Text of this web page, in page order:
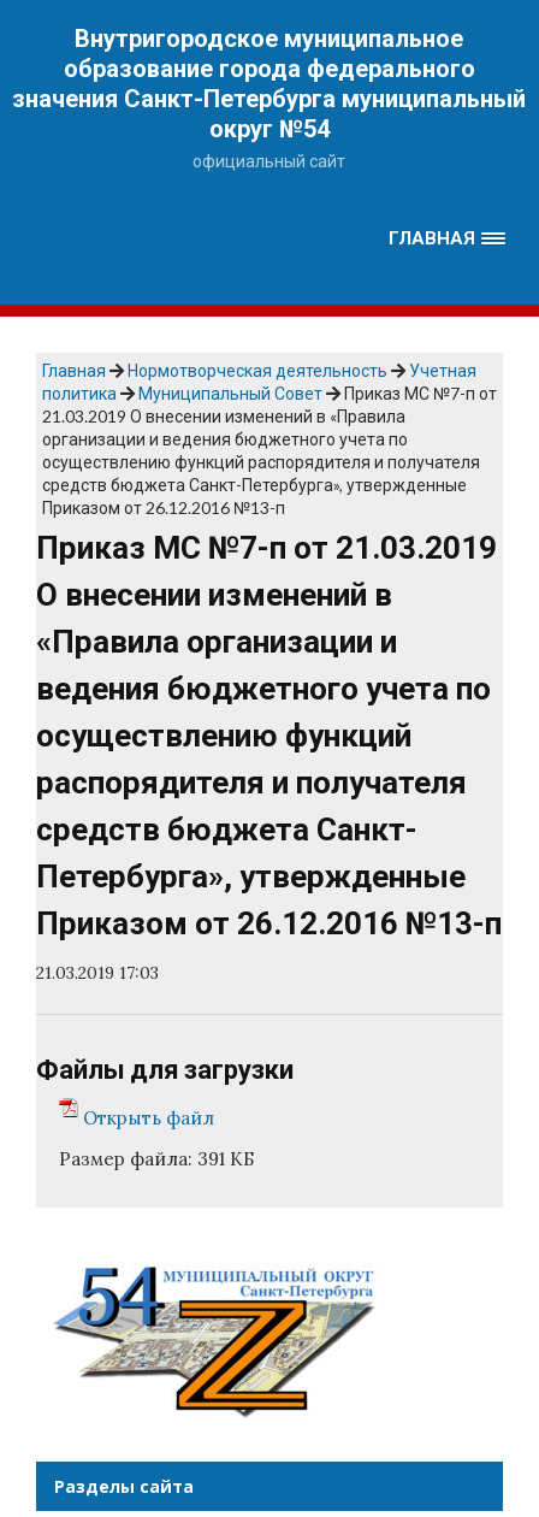
Внутригородское муниципальное
образование города федерального
значения Санкт-Петербурга муниципальный
округ №54
официальный сайт
ГЛАВНАЯ
Главная Нормотворческая деятельность
Учетная
политика
Муниципальный Совет
Приказ МС №7-п от
21.03.2019 О внесении изменений в «Правила
организации и ведения бюджетного учета по
осуществлению функций распорядителя и получателя
средств бюджета Санкт-Петербурга», утвержденные
Приказом от 26.12.2016 №13-п
Приказ МС №7-п от 21.03.2019
О внесении изменений в
«Правила организации и
ведения бюджетного учета по
осуществлению функций
распорядителя и получателя
средств бюджета Санкт-
Петербурга», утвержденные
Приказом от 26.12.2016 №13-п
21.03.2019 17:03
Файлы для загрузки
Открыть файл
Размер файла: 391 КБ
Разделы сайта